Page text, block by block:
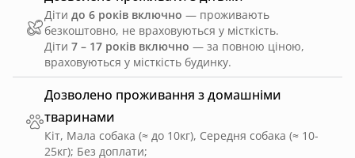
Дозволено проживання з домашніми
тваринами
Кіт, Мала собака (≈ до 10кг), Середня собака (≈ 10-
25кг); Без доплати;
Діти до 6 років включно — проживають
безкоштовно, не враховуються у місткість.
Діти 7 – 17 років включно — за повною ціною,
враховуються у місткість будинку.